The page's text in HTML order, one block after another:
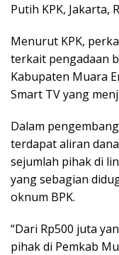
Putih KPK, Jakarta,
Menurut KPK,
terkait pengadaan
Kabupaten Muara
Smart TV yang
Dalam
terdapat aliran
sejumlah pihak di
yang sebagian
oknum BPK.
“Dari Rp500 juta
pihak di Pemkab